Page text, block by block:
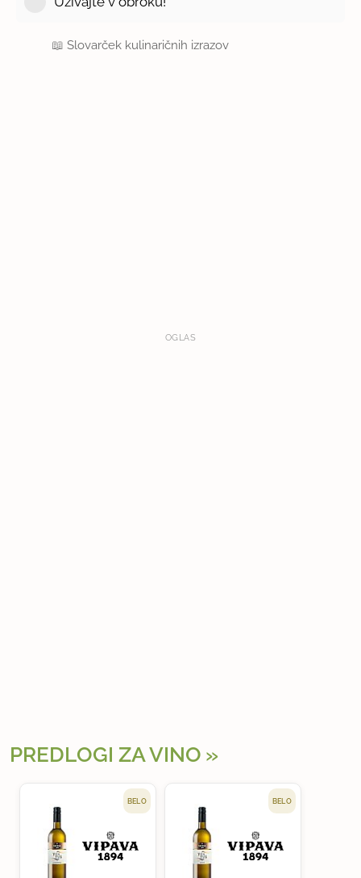
📖Slovarček kulinaričnih izrazov
OGLAS
PREDLOGI ZA VINO
BELO BELO